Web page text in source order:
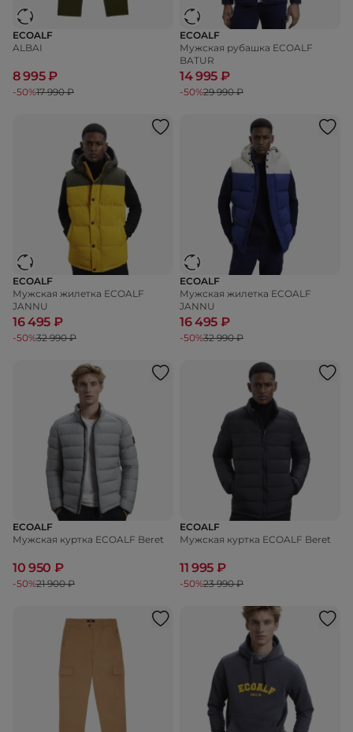
ECOALF
ALBAI
8 995 ₽
-50%17 990 ₽
ECOALF
Мужская рубашка ECOALF
BATUR
14 995 ₽
-50%29 990 ₽
ECOALF
Мужская жилетка ECOALF
JANNU
16 495 ₽
-50%32 990 ₽
ECOALF
Мужская жилетка ECOALF
JANNU
16 495 ₽
-50%32 990 ₽
ECOALF
Мужская куртка ECOALF Beret
10 950 ₽
-50%21 900 ₽
ECOALF
Мужская куртка ECOALF Beret
11 995 ₽
-50%23 990 ₽